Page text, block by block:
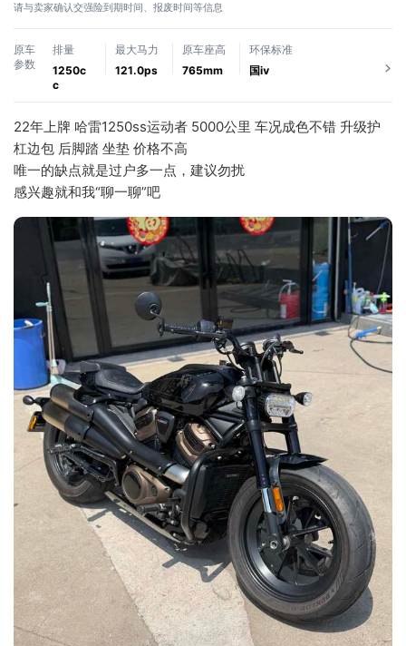
请与卖家确认交强险到期时间、报废时间等信息
原车
参数
排量
1250c
c
最大马力
121.0ps
原车座高
765mm
环保标准
国ⅳ
22年上牌 哈雷1250ss运动者 5000公里 车况成色不错 升级护
杠边包 后脚踏 坐垫 价格不高
唯一的缺点就是过户多一点，建议勿扰
感兴趣就和我“聊一聊”吧